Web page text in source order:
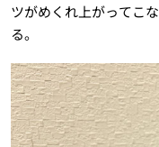
ツがめくれ上がってこ
る。